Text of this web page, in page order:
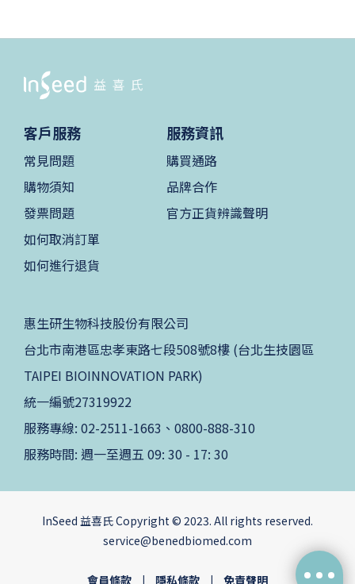
客戶服務
常見問題
購物須知
發票問題
如何取消訂單
如何進行退貨
服務資訊
購買通路
品牌合作
官方正貨辨識聲明
惠生研生物科技股份有限公司
台北市南港區忠孝東路七段508號8樓 (台北生技園區
TAIPEI BIOINNOVATION PARK)
統一編號27319922
服務專線: 02-2511-1663、0800-888-310
服務時間: 週一至週五 09: 30 - 17: 30
InSeed 益喜氏 Copyright © 2023. All rights reserved.
service@benedbiomed.com
會員條款 | 隱私條款 | 免責聲明